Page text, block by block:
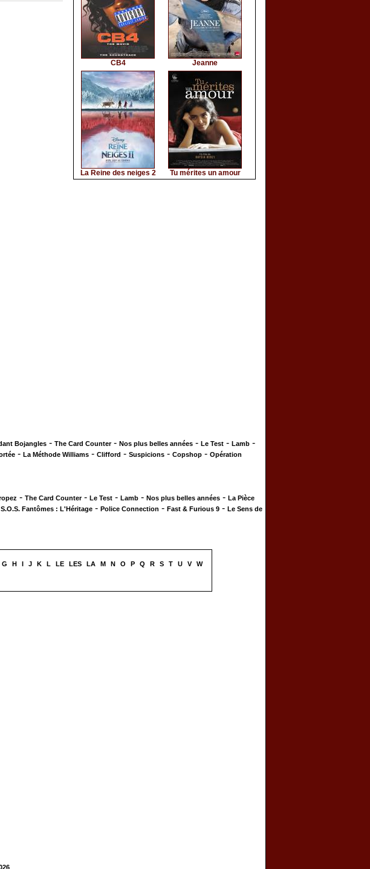
CB4 Jeanne
La Reine des neiges 2 Tu mérites un amour
Bojangles - The Card Counter- Nos plus belles années - Le Test - Lamb -
- La Méthode Williams - Clifford - Suspicions - Copshop - Opération
- The Card Counter- Le Test - Lamb - Nos plus belles années - La Pièce
S.O.S. Fantômes : L'Héritage - Police Connection - Fast & Furious 9 - Le Sens de
G H I J K L LE LES LA M N O P Q R S T U V
W